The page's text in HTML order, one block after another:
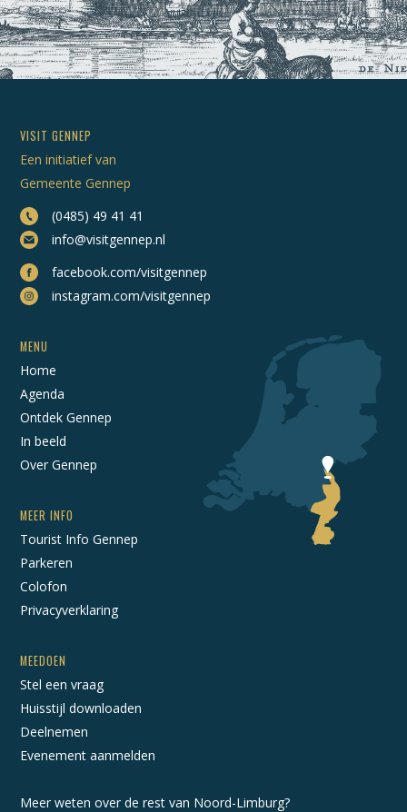
VISIT GENNEP
Een initiatief van
Gemeente Gennep
(0485) 49 41 41
info@visitgennep.nl
facebook.com/visitgennep
instagram.com/visitgennep
MENU
Home
Agenda
Ontdek Gennep
In beeld
Over Gennep
MEER INFO
Tourist Info Gennep
Parkeren
Colofon
Privacyverklaring
MEEDOEN
Stel een vraag
Huisstijl downloaden
Deelnemen
Evenement aanmelden
Meer weten over de rest van Noord-Limburg?